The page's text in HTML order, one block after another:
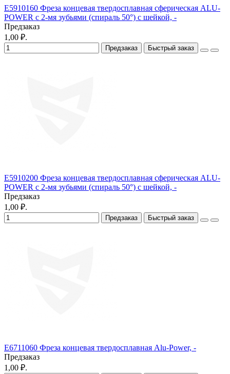
E5910160 Фреза концевая твердосплавная cферическая ALU-
POWER с 2-мя зубьями (спираль 50°) с шейкой, -
Предзаказ
1,00 ₽.
Предзаказ Быстрый заказ
E5910200 Фреза концевая твердосплавная cферическая ALU-
POWER с 2-мя зубьями (спираль 50°) с шейкой, -
Предзаказ
1,00 ₽.
Предзаказ Быстрый заказ
E6711060 Фреза концевая твердосплавная Alu-Power, -
Предзаказ
1,00 ₽.